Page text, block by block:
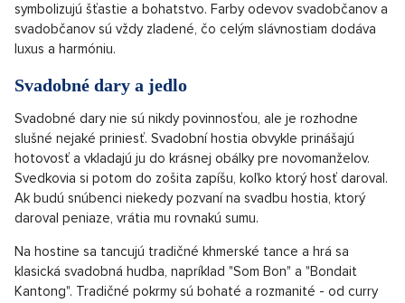
symbolizujú šťastie a bohatstvo. Farby odevov svadobčanov a
svadobčanov sú vždy zladené, čo celým slávnostiam dodáva
luxus a harmóniu.
Svadobné dary a jedlo
Svadobné dary nie sú nikdy povinnosťou, ale je rozhodne
slušné nejaké priniesť. Svadobní hostia obvykle prinášajú
hotovosť a vkladajú ju do krásnej obálky pre novomanželov.
Svedkovia si potom do zošita zapíšu, koľko ktorý hosť daroval.
Ak budú snúbenci niekedy pozvaní na svadbu hostia, ktorý
daroval peniaze, vrátia mu rovnakú sumu.
Na hostine sa tancujú tradičné khmerské tance a hrá sa
klasická svadobná hudba, napríklad "Som Bon" a "Bondait
Kantong". Tradičné pokrmy sú bohaté a rozmanité - od curry